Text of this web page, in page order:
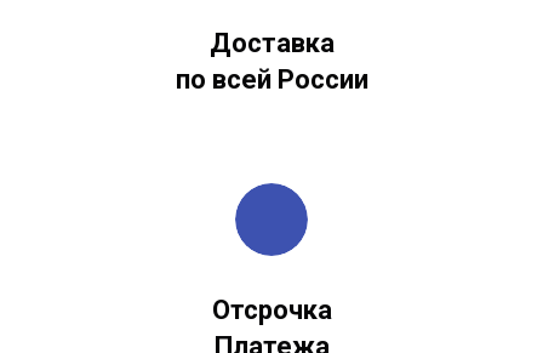
Доставка
по всей России
Отсрочка
Платежа